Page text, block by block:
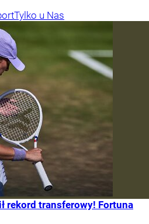
Tylko u Nas
rekord transferowy! Fortuna